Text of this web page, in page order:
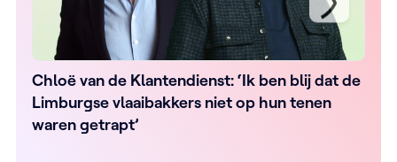
Chloë van de Klantendienst: ‘Ik ben blij dat de
Limburgse vlaaibakkers niet op hun tenen
waren getrapt’